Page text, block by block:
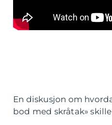
En diskusjon om
bod med skråtak»